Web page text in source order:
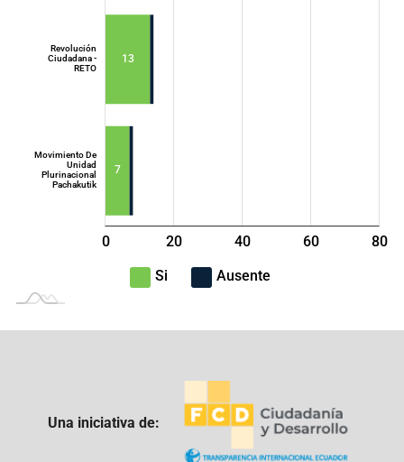
7
13
Movimiento De
Unidad
Plurinacional
Pachakutik
Revolución
Ciudadana -
RETO
L
-40
-20
0 20 40 60 80
100
Si
Ausente
Una iniciativa de: